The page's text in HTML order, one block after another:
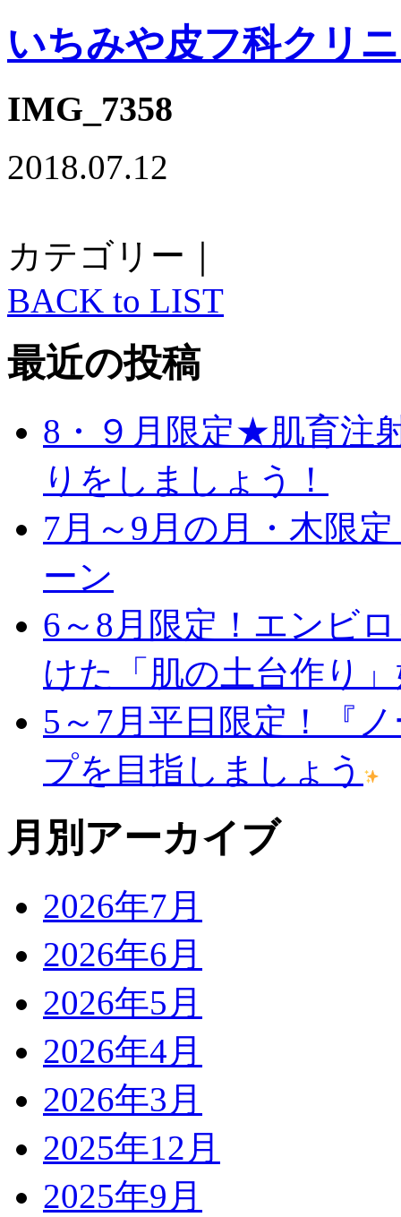
いちみや皮フ科クリ
IMG_7358
2018.07.12
カテゴリー｜
BACK to LIST
最近の投稿
8・９月限定★肌育注
りをしましょう！
7月～9月の月・木限
ーン
6～8月限定！エンビ
けた「肌の土台作り
5～7月平日限定！『
プを目指しましょう
月別アーカイブ
2026年7月
2026年6月
2026年5月
2026年4月
2026年3月
2025年12月
2025年9月